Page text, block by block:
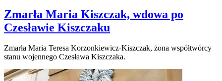
Zmarła Maria Kiszczak, wdowa po
Czesławie Kiszczaku
Zmarła Maria Teresa Korzonkiewicz-Kiszczak, żona współtwórcy
stanu wojennego Czesława Kiszczaka.